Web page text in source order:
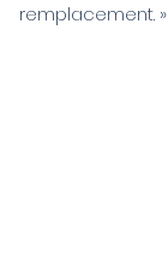
remplacement. »